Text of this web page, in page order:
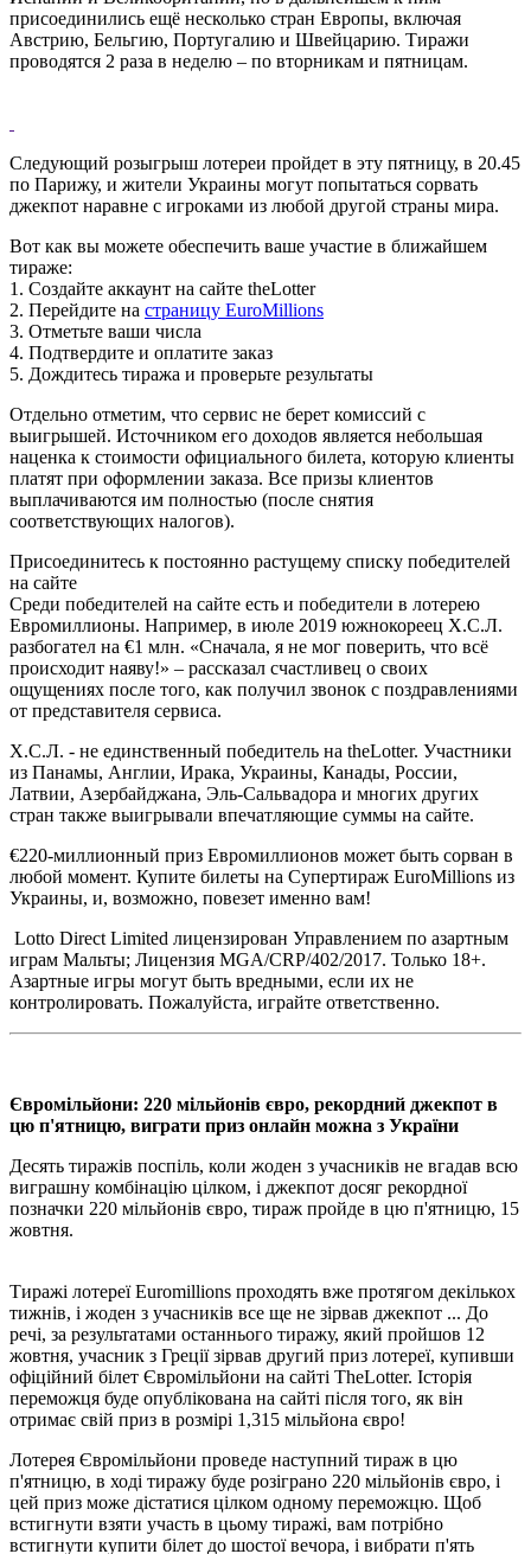
присоединились ещё несколько стран Европы, включая
Австрию, Бельгию, Португалию и Швейцарию. Тиражи
проводятся 2 раза в неделю – по вторникам и пятницам.
Следующий розыгрыш лотереи пройдет в эту пятницу, в 20.45
по Парижу, и жители Украины могут попытаться сорвать
джекпот наравне с игроками из любой другой страны мира.
Вот как вы можете обеспечить ваше участие в ближайшем
тираже:
1. Создайте аккаунт на сайте theLotter
2. Перейдите на страницу EuroMillions
3. Отметьте ваши числа
4. Подтвердите и оплатите заказ
5. Дождитесь тиража и проверьте результаты
Отдельно отметим, что сервис не берет комиссий с
выигрышей. Источником его доходов является небольшая
наценка к стоимости официального билета, которую клиенты
платят при оформлении заказа. Все призы клиентов
выплачиваются им полностью (после снятия
соответствующих налогов).
Присоединитесь к постоянно растущему списку победителей
на сайте
Среди победителей на сайте есть и победители в лотерею
Евромиллионы. Например, в июле 2019 южнокореец Х.С.Л.
разбогател на €1 млн. «Сначала, я не мог поверить, что всё
происходит наяву!» – рассказал счастливец о своих
ощущениях после того, как получил звонок с поздравлениями
от представителя сервиса.
Х.С.Л. - не единственный победитель на theLotter. Участники
из Панамы, Англии, Ирака, Украины, Канады, России,
Латвии, Азербайджана, Эль-Сальвадора и многих других
стран также выигрывали впечатляющие суммы на сайте.
€220-миллионный приз Евромиллионов может быть сорван в
любой момент. Купите билеты на Супертираж EuroMillions из
Украины, и, возможно, повезет именно вам!
Lotto Direct Limited лицензирован Управлением по азартным
играм Мальты; Лицензия MGA/CRP/402/2017. Только 18+.
Азартные игры могут быть вредными, если их не
контролировать. Пожалуйста, играйте ответственно.
Євромільйони: 220 мільйонів євро, рекордний джекпот в
цю п'ятницю, виграти приз онлайн можна з України
Десять тиражів поспіль, коли жоден з учасників не вгадав всю
виграшну комбінацію цілком, і джекпот досяг рекордної
позначки 220 мільйонів євро, тираж пройде в цю п'ятницю, 15
жовтня.
Тиражі лотереї Euromillions проходять вже протягом декількох
тижнів, і жоден з учасників все ще не зірвав джекпот ... До
речі, за результатами останнього тиражу, який пройшов 12
жовтня, учасник з Греції зірвав другий приз лотереї, купивши
офіційний білет Євромільйони на сайті TheLotter. Історія
переможця буде опублікована на сайті після того, як він
отримає свій приз в розмірі 1,315 мільйона євро!
Лотерея Євромільйони проведе наступний тираж в цю
п'ятницю, в ході тиражу буде розіграно 220 мільйонів євро, і
цей приз може дістатися цілком одному переможцю. Щоб
встигнути взяти участь в цьому тиражі, вам потрібно
встигнути купити білет до шостої вечора, і вибрати п'ять